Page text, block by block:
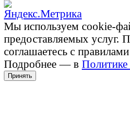
Мы используем cookie-
предоставляемых услуг.
соглашаетесь с
Подробнее — в Политике
Принять